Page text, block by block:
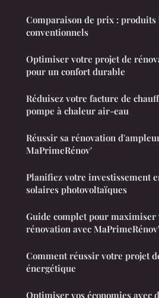
Comparaison de prix :
conventionnels
Optimiser votre projet de
pour un confort durable
Réduisez votre facture de
pompe à chaleur air-eau
Réussir sa rénovation
MaPrimeRénov'
Planifiez votre investissement
solaires photovoltaïques
Guide complet pour maximiser
rénovation avec MaPrimeRénov'
Comment réussir votre projet
énergétique
Optimiser vos économies avec